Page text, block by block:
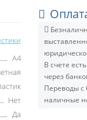
A4
Нет
Да
В счете
через
Переводы с
наличные